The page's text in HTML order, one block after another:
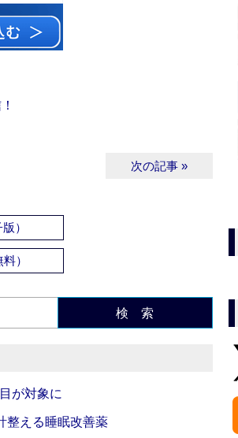
次の記事 »
）
）
検 索
が対象に
整える睡眠改善薬